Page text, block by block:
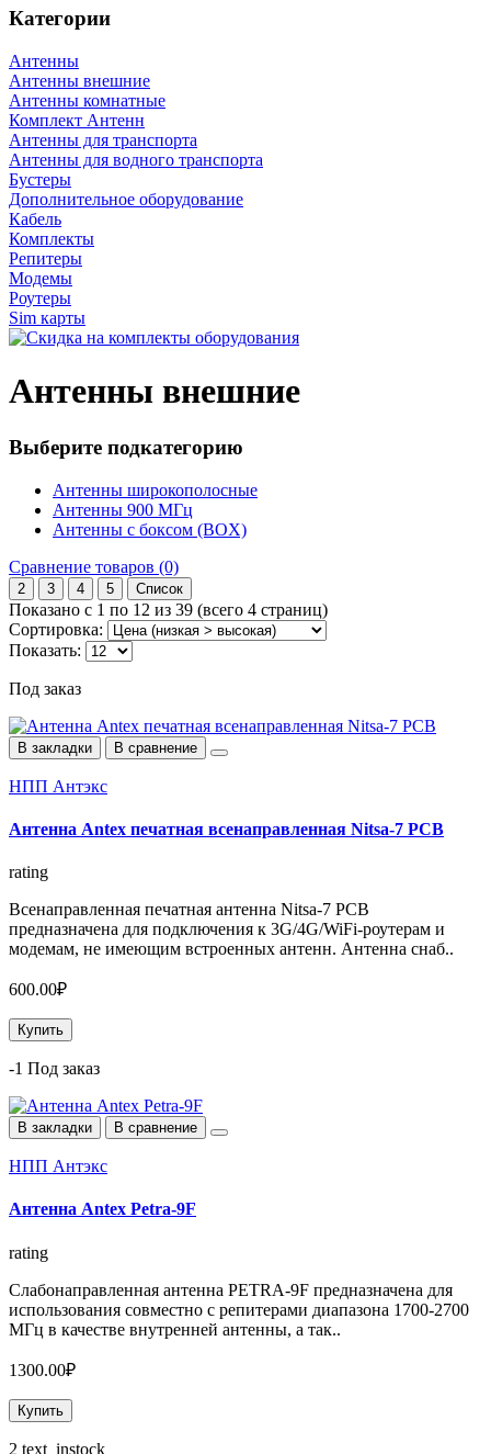
Категории
Антенны
Антенны внешние
Антенны комнатные
Комплект Антенн
Антенны для транспорта
Антенны для водного транспорта
Бустеры
Дополнительное оборудование
Кабель
Комплекты
Репитеры
Модемы
Роутеры
Sim карты
Антенны внешние
Выберите подкатегорию
Антенны широкополосные
Антенны 900 МГц
Антенны с боксом (BOX)
Сравнение товаров (0)
2 3 4 5 Список
Показано с 1 по 12 из 39 (всего 4 страниц)
Сортировка:
Показать:
Под заказ
В закладки В сравнение
НПП Антэкс
Антенна Antex печатная всенаправленная Nitsa-7 PCB
rating
Всенаправленная печатная антенна Nitsa-7 PCB
предназначена для подключения к 3G/4G/WiFi-роутерам и
модемам, не имеющим встроенных антенн. Антенна снаб..
600.00₽
Купить
-1 Под заказ
В закладки В сравнение
НПП Антэкс
Антенна Antex Petra-9F
rating
Слабонаправленная антенна PETRA-9F предназначена для
использования совместно с репитерами диапазона 1700-2700
МГц в качестве внутренней антенны, а так..
1300.00₽
Купить
2 text_instock